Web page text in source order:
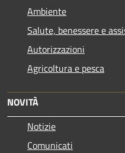
Ambiente
Salute, benessere e
Autorizzazioni
Agricoltura e pesca
NOVITÀ
Notizie
Comunicati